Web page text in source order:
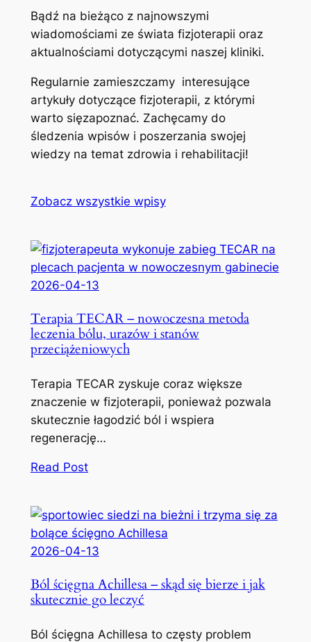
Bądź na bieżąco z najnowszymi
wiadomościami ze świata fizjoterapii oraz
aktualnościami dotyczącymi naszej kliniki.
Regularnie zamieszczamy interesujące
artykuły dotyczące fizjoterapii, z którymi
warto sięzapoznać. Zachęcamy do
śledzenia wpisów i poszerzania swojej
wiedzy na temat zdrowia i rehabilitacji!
Zobacz wszystkie wpisy
2026-04-13
Terapia TECAR – nowoczesna metoda
leczenia bólu, urazów i stanów
przeciążeniowych
Terapia TECAR zyskuje coraz większe
znaczenie w fizjoterapii, ponieważ pozwala
skutecznie łagodzić ból i wspiera
regenerację…
Read Post
2026-04-13
Ból ścięgna Achillesa – skąd się bierze i jak
skutecznie go leczyć
Ból ścięgna Achillesa to częsty problem